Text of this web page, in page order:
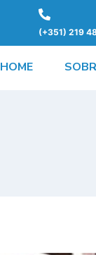
(+351) 219
HOME